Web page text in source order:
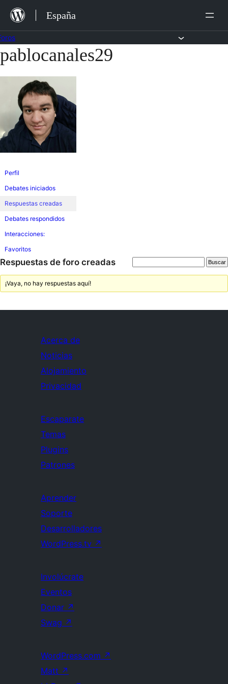
Saltar
contenido
España
Saltar
al
contenido
pablocanales29
Perfil
Debates iniciados
Respuestas creadas
Debates respondidos
Interacciones:
Favoritos
Respuestas de foro creadas
¡Vaya, no hay respuestas aquí!
Acerca de
Noticias
Alojamiento
Privacidad
Escaparate
Temas
Plugins
Patrones
Aprender
Soporte
Desarrolladores
WordPress.tv ↗
Involúcrate
Eventos
Donar ↗
Swag ↗
WordPress.com ↗
Matt ↗